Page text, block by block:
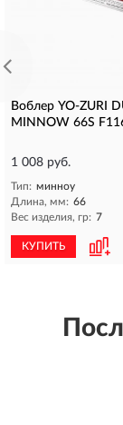
Воблер YO-ZURI
MINNOW 66S
1 008 руб.
Тип: минноу
Длина, мм: 66
Вес изделия, гр: 7
КУПИТЬ